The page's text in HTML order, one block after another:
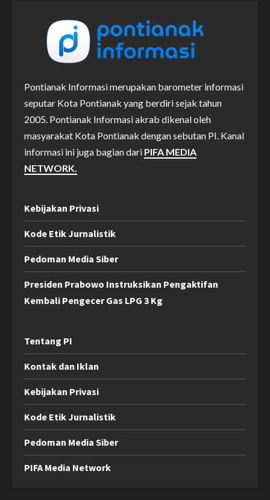
Pontianak Informasi merupakan barometer informasi
seputar Kota Pontianak yang berdiri sejak tahun
2005. Pontianak Informasi akrab dikenal oleh
masyarakat Kota Pontianak dengan sebutan PI. Kanal
informasi ini juga bagian dari PIFA MEDIA
NETWORK.
Kebijakan Privasi
Kode Etik Jurnalistik
Pedoman Media Siber
Presiden Prabowo Instruksikan Pengaktifan
Kembali Pengecer Gas LPG 3 Kg
Tentang PI
Kontak dan Iklan
Kebijakan Privasi
Kode Etik Jurnalistik
Pedoman Media Siber
PIFA Media Network